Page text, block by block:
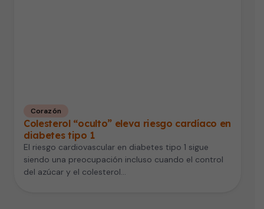
Corazón
Colesterol “oculto” eleva riesgo cardíaco en
diabetes tipo 1
El riesgo cardiovascular en diabetes tipo 1 sigue
siendo una preocupación incluso cuando el control
del azúcar y el colesterol…